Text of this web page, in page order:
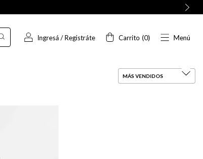
Menú
Ingresá /Registráte Carrito (0)